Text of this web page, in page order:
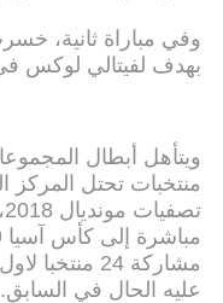
وفي مباراة ثانية،
بهدف لفيتالي لوكس في
ويتأهل أبطال
منتخبات تحتل المركز
عليه الحال في السابق.